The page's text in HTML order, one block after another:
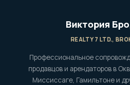
Виктория
REALTY 7 LTD.,
Профессиональное
продавцов и арендаторов в
Миссиссаге, Гамильтоне и